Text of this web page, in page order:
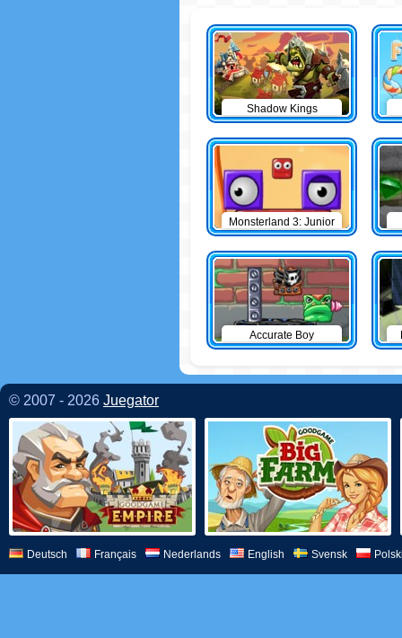
Shadow Kings
Monsterland 3: Junior
Returns
Accurate Boy
© 2007 - 2026 Juegator
Deutsch Français Nederlands English Svensk